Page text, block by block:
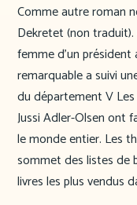
Comme autre roman
Dekretet (non traduit).
femme d’un
remarquable a suivi
du département V
Jussi Adler-Olsen ont
le monde entier. Les
sommet des listes de
livres les plus vendus